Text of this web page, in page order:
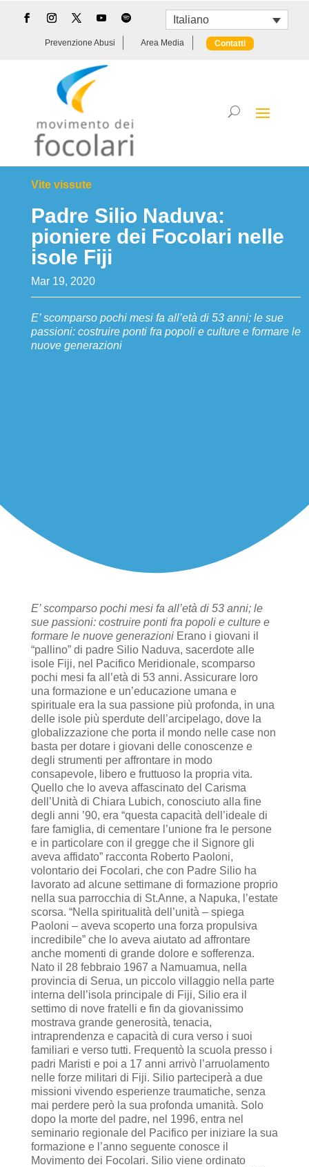
Italiano
Prevenzione Abusi Area Media Contatti
Vite vissute
Padre Silio Naduva:
pioniere dei Focolari nelle
isole Fiji
Mar 19, 2020
E’ scomparso pochi mesi fa all’età di 53 anni; le sue
passioni: costruire ponti fra popoli e culture e formare le
nuove generazioni
E’ scomparso pochi mesi fa all’età di 53 anni; le
sue passioni: costruire ponti fra popoli e culture e
formare le nuove generazioniErano i giovani il
“pallino” di padre Silio Naduva, sacerdote alle
isole Fiji, nel Pacifico Meridionale, scomparso
pochi mesi fa all’età di 53 anni. Assicurare loro
una formazione e un’educazione umana e
spirituale era la sua passione più profonda, in una
delle isole più sperdute dell’arcipelago, dove la
globalizzazione che porta il mondo nelle case non
basta per dotare i giovani delle conoscenze e
degli strumenti per affrontare in modo
consapevole, libero e fruttuoso la propria vita.
Quello che lo aveva affascinato del Carisma
dell’Unità di Chiara Lubich, conosciuto alla fine
degli anni ’90, era “questa capacità dell’ideale di
fare famiglia, di cementare l’unione fra le persone
e in particolare con il gregge che il Signore gli
aveva affidato” racconta Roberto Paoloni,
volontario dei Focolari, che con Padre Silio ha
lavorato ad alcune settimane di formazione proprio
nella sua parrocchia di St.Anne, a Napuka, l’estate
scorsa. “Nella spiritualità dell’unità – spiega
Paoloni – aveva scoperto una forza propulsiva
incredibile” che lo aveva aiutato ad affrontare
anche momenti di grande dolore e sofferenza.
Nato il 28 febbraio 1967 a Namuamua, nella
provincia di Serua, un piccolo villaggio nella parte
interna dell’isola principale di Fiji, Silio era il
settimo di nove fratelli e fin da giovanissimo
mostrava grande generosità, tenacia,
intraprendenza e capacità di cura verso i suoi
familiari e verso tutti. Frequentò la scuola presso i
padri Maristi e poi a 17 anni arrivò l’arruolamento
nelle forze militari di Fiji. Silio parteciperà a due
missioni vivendo esperienze traumatiche, senza
mai perdere però la sua profonda umanità. Solo
dopo la morte del padre, nel 1996, entra nel
seminario regionale del Pacifico per iniziare la sua
formazione e l’anno seguente conosce il
Movimento dei Focolari. Silio viene ordinato